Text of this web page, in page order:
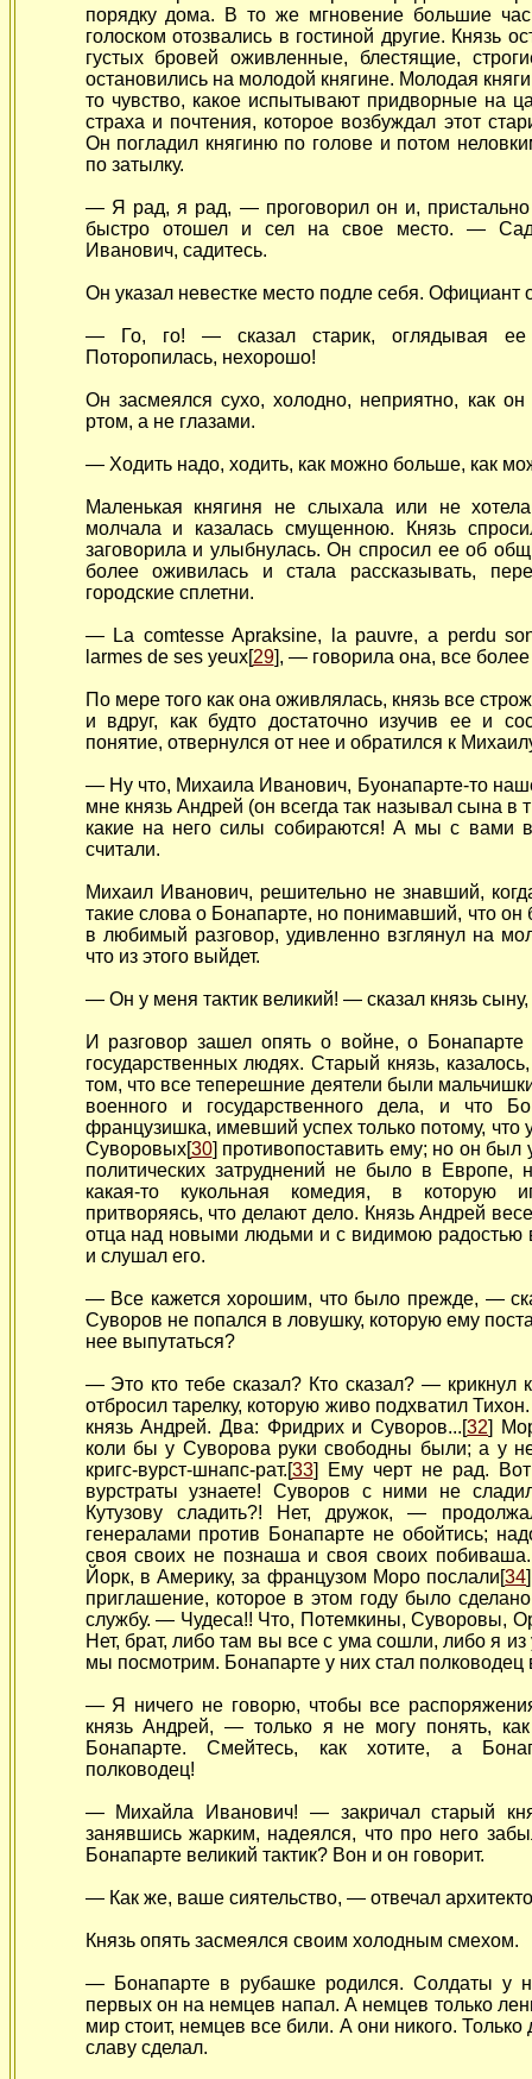
порядку дома. В то же мгновение большие
голоском отозвались в гостиной другие. Князь
густых бровей оживленные, блестящие,
остановились на молодой княгине. Молодая
то чувство, какое испытывают придворные на
страха и почтения, которое возбуждал этот
Он погладил княгиню по голове и потом
по затылку.
— Я рад, я рад, — проговорил он и, пристально
быстро отошел и сел на свое место. —
Иванович, садитесь.
Он указал невестке место подле себя. Официант
— Го, го! — сказал старик, оглядывая ее
Поторопилась, нехорошо!
Он засмеялся сухо, холодно, неприятно, как
ртом, а не глазами.
— Ходить надо, ходить, как можно больше, как
Маленькая княгиня не слыхала или не
молчала и казалась смущенною. Князь
заговорила и улыбнулась. Он спросил ее об
более оживилась и стала рассказывать,
городские сплетни.
— La comtesse Apraksine, la pauvre, a perdu
larmes de ses yeux[29], — говорила она, все
По мере того как она оживлялась, князь все
и вдруг, как будто достаточно изучив ее и
понятие, отвернулся от нее и обратился к
— Ну что, Михаила Иванович, Буонапарте-то
мне князь Андрей (он всегда так называл сына в
какие на него силы собираются! А мы с вами
считали.
Михаил Иванович, решительно не знавший,
такие слова о Бонапарте, но понимавший, что
в любимый разговор, удивленно взглянул на
что из этого выйдет.
— Он у меня тактик великий! — сказал князь
И разговор зашел опять о войне, о
государственных людях. Старый князь,
том, что все теперешние деятели были
военного и государственного дела, и что
французишка, имевший успех только потому,
Суворовых[30] противопоставить ему; но он был
политических затруднений не было в
какая-то кукольная комедия, в которую
притворяясь, что делают дело. Князь Андрей
отца над новыми людьми и с видимою радостью
и слушал его.
— Все кажется хорошим, что было прежде, —
Суворов не попался в ловушку, которую ему
нее выпутаться?
— Это кто тебе сказал? Кто сказал? —
отбросил тарелку, которую живо подхватил
князь Андрей. Два: Фридрих и Суворов...[32]
коли бы у Суворова руки свободны были; а у
кригс-вурст-шнапс-рат.[33] Ему черт не рад. Вот
вурстраты узнаете! Суворов с ними не
Кутузову сладить?! Нет, дружок, —
генералами против Бонапарте не обойтись;
своя своих не познаша и своя своих
Йорк, в Америку, за французом Моро послали[34
приглашение, которое в этом году было
службу. — Чудеса!! Что, Потемкины, Суворовы,
Нет, брат, либо там вы все с ума сошли, либо я
мы посмотрим. Бонапарте у них стал полководец
— Я ничего не говорю, чтобы все
князь Андрей, — только я не могу понять,
Бонапарте. Смейтесь, как хотите, а
полководец!
— Михайла Иванович! — закричал старый
занявшись жарким, надеялся, что про него
Бонапарте великий тактик? Вон и он говорит.
— Как же, ваше сиятельство, — отвечал
Князь опять засмеялся своим холодным смехом.
— Бонапарте в рубашке родился. Солдаты у
первых он на немцев напал. А немцев только
мир стоит, немцев все били. А они никого.
славу сделал.